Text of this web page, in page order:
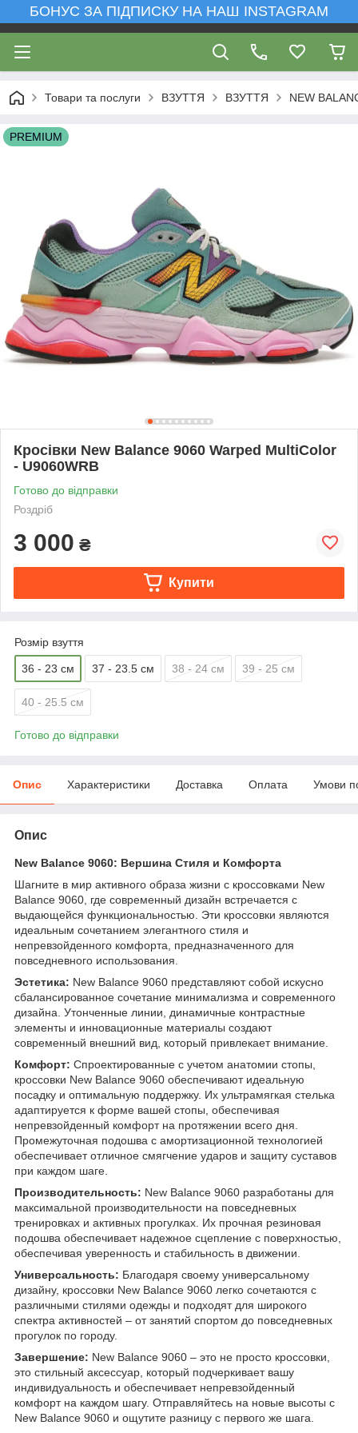
БОНУС ЗА ПІДПИСКУ НА НАШ INSTAGRAM
Товари та послуги ВЗУТТЯ ВЗУТТЯ NEW
PREMIUM
Кросівки New Balance 9060 Warped MultiColor
- U9060WRB
Готово до відправки
Роздріб
3 000 ₴
Купити
Розмір взуття
36 - 23 см 37 - 23.5 см 38 - 24 см 39 - 25 см
40 - 25.5 см
Готово до відправки
Опис Характеристики Доставка Оплата Умови
Опис
New Balance 9060: Вершина Стиля и Комфорта
Шагните в мир активного образа жизни с кроссовками New
Balance 9060, где современный дизайн встречается с
выдающейся функциональностью. Эти кроссовки являются
идеальным сочетанием элегантного стиля и
непревзойденного комфорта, предназначенного для
повседневного использования.
Эстетика: New Balance 9060 представляют собой искусно
сбалансированное сочетание минимализма и современного
дизайна. Утонченные линии, динамичные контрастные
элементы и инновационные материалы создают
современный внешний вид, который привлекает внимание.
Комфорт: Спроектированные с учетом анатомии стопы,
кроссовки New Balance 9060 обеспечивают идеальную
посадку и оптимальную поддержку. Их ультрамягкая стелька
адаптируется к форме вашей стопы, обеспечивая
непревзойденный комфорт на протяжении всего дня.
Промежуточная подошва с амортизационной технологией
обеспечивает отличное смягчение ударов и защиту суставов
при каждом шаге.
Производительность: New Balance 9060 разработаны для
максимальной производительности на повседневных
тренировках и активных прогулках. Их прочная резиновая
подошва обеспечивает надежное сцепление с поверхностью,
обеспечивая уверенность и стабильность в движении.
Универсальность: Благодаря своему универсальному
дизайну, кроссовки New Balance 9060 легко сочетаются с
различными стилями одежды и подходят для широкого
спектра активностей – от занятий спортом до повседневных
прогулок по городу.
Завершение: New Balance 9060 – это не просто кроссовки,
это стильный аксессуар, который подчеркивает вашу
индивидуальность и обеспечивает непревзойденный
комфорт на каждом шагу. Отправляйтесь на новые высоты с
New Balance 9060 и ощутите разницу с первого же шага.